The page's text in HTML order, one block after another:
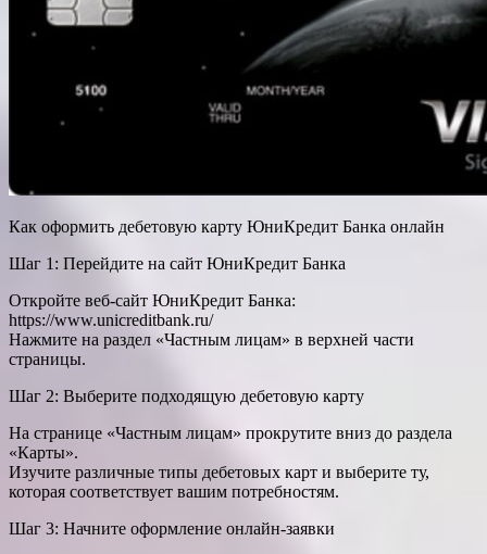
Как оформить дебетовую карту ЮниКредит Банка онлайн
Шаг 1: Перейдите на сайт ЮниКредит Банка
Откройте веб-сайт ЮниКредит Банка:
https://www.unicreditbank.ru/
Нажмите на раздел «Частным лицам» в верхней части
страницы.
Шаг 2: Выберите подходящую дебетовую карту
На странице «Частным лицам» прокрутите вниз до раздела
«Карты».
Изучите различные типы дебетовых карт и выберите ту,
которая соответствует вашим потребностям.
Шаг 3: Начните оформление онлайн-заявки